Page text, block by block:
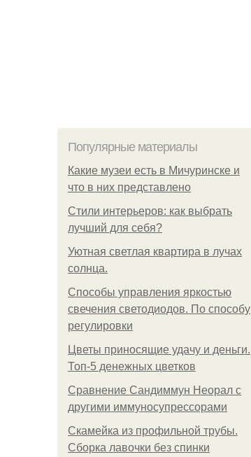
Популярные материалы
Какие музеи есть в Мичуринске и
что в них представлено
Стили интерьеров: как выбрать
лучший для себя?
Уютная светлая квартира в лучах
солнца.
Способы управления яркостью
свечения светодиодов. По способу
регулировки
Цветы приносящие удачу и деньги.
Топ-5 денежных цветков
Сравнение Сандиммун Неорал с
другими иммуносупрессорами
Скамейка из профильной трубы.
Сборка лавочки без спинки